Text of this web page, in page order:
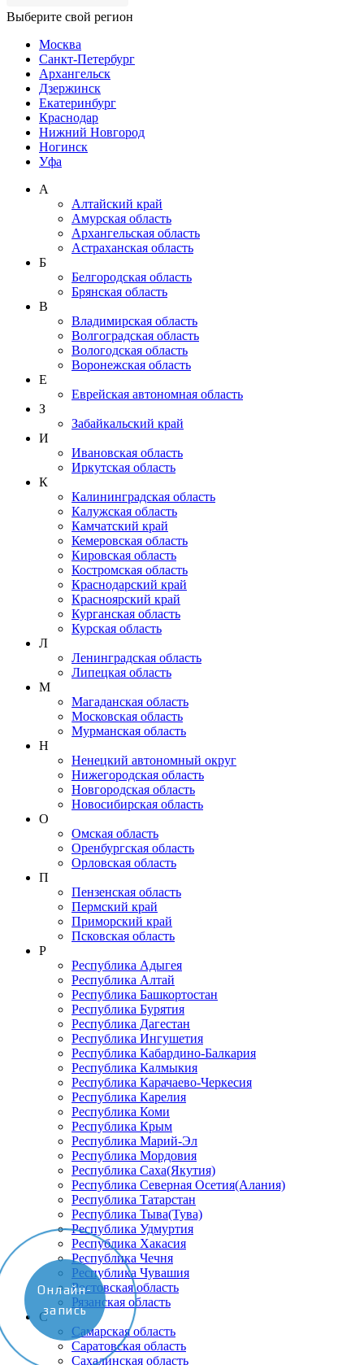
Выберите свой регион
Москва
Санкт-Петербург
Архангельск
Дзержинск
Екатеринбург
Краснодар
Нижний Новгород
Ногинск
Уфа
А
Алтайский край
Амурская область
Архангельская область
Астраханская область
Б
Белгородская область
Брянская область
В
Владимирская область
Волгоградская область
Вологодская область
Воронежская область
Е
Еврейская автономная область
З
Забайкальский край
И
Ивановская область
Иркутская область
К
Калининградская область
Калужская область
Камчатский край
Кемеровская область
Кировская область
Костромская область
Краснодарский край
Красноярский край
Курганская область
Курская область
Л
Ленинградская область
Липецкая область
М
Магаданская область
Московская область
Мурманская область
Н
Ненецкий автономный округ
Нижегородская область
Новгородская область
Новосибирская область
О
Омская область
Оренбургская область
Орловская область
П
Пензенская область
Пермский край
Приморский край
Псковская область
Р
Республика Адыгея
Республика Алтай
Республика Башкортостан
Республика Бурятия
Республика Дагестан
Республика Ингушетия
Республика Кабардино-Балкария
Республика Калмыкия
Республика Карачаево-Черкеcия
Республика Карелия
Республика Коми
Республика Крым
Республика Марий-Эл
Республика Мордовия
Республика Саха(Якутия)
Республика Северная Осетия(Алания)
Республика Татарстан
Республика Тыва(Тува)
Республика Удмуртия
Республика Хакасия
Республика Чечня
Республика Чувашия
Ростовская область
Рязанская область
С
Самарская область
Саратовская область
Сахалинская область
Онлайн-
запись